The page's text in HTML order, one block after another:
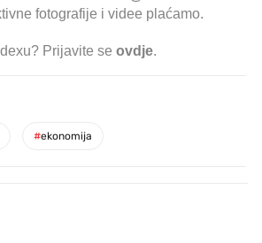
fotografije i videe plaćamo.
Prijavite se ovdje.
#ekonomija